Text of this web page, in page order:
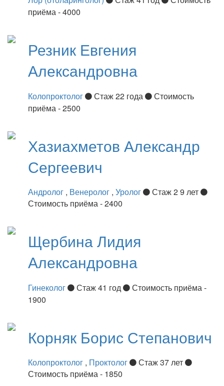
приёма - 4000
Резник Евгения
Александровна
Колопроктолог Стаж 22 года
Стоимость
приёма - 2500
Хазиахметов Александр
Сергеевич
Андролог , Венеролог , Уролог
Стаж 2 9 лет
Стоимость приёма - 2400
ЩербинаЛидия
Александровна
Гинеколог Стаж 41 год
Стоимость приёма -
1900
Корняк Борис Степанович
Колопроктолог , Проктолог
Стаж 37 лет
Стоимость приёма - 1850